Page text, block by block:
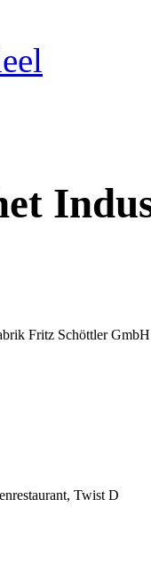
Fritz Schöttler
Twist D